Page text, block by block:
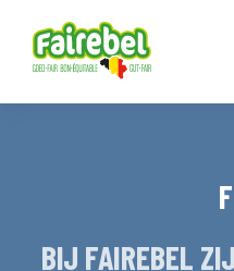
BIJ FAIREBEL